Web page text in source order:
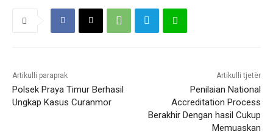
Artikulli paraprak
Polsek Praya Timur Berhasil
Ungkap Kasus Curanmor
Artikulli tjetër
Penilaian National
Accreditation Process
Berakhir Dengan hasil Cukup
Memuaskan